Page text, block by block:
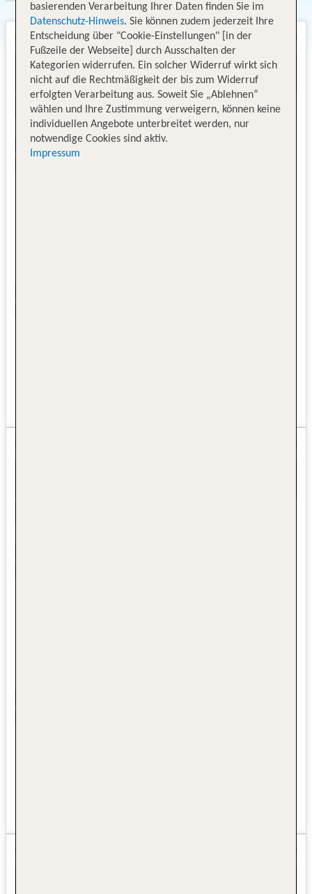
basierenden Verarbeitung Ihrer Daten finden Sie im
Datenschutz-Hinweis. Sie können zudem jederzeit Ihre
Entscheidung über "Cookie-Einstellungen" [in der
Fußzeile der Webseite] durch Ausschalten der
Kategorien widerrufen. Ein solcher Widerruf wirkt sich
nicht auf die Rechtmäßigkeit der bis zum Widerruf
erfolgten Verarbeitung aus. Soweit Sie „Ablehnen“
wählen und Ihre Zustimmung verweigern, können keine
individuellen Angebote unterbreitet werden, nur
notwendige Cookies sind aktiv.
Impressum